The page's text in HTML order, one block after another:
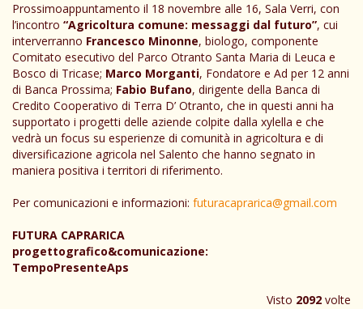
Prossimoappuntamento il 18 novembre alle 16, Sala Verri, con
l’incontro “Agricoltura comune: messaggi dal futuro”, cui
interverranno Francesco Minonne, biologo, componente
Comitato esecutivo del Parco Otranto Santa Maria di Leuca e
Bosco di Tricase; Marco Morganti, Fondatore e Ad per 12 anni
di Banca Prossima; Fabio Bufano, dirigente della Banca di
Credito Cooperativo di Terra D’ Otranto, che in questi anni ha
supportato i progetti delle aziende colpite dalla xylella e che
vedrà un focus su esperienze di comunità in agricoltura e di
diversificazione agricola nel Salento che hanno segnato in
maniera positiva i territori di riferimento.
Per comunicazioni e informazioni: futuracaprarica@gmail.com
FUTURA CAPRARICA
progettografico&comunicazione:
TempoPresenteAps
Visto 2092 volte